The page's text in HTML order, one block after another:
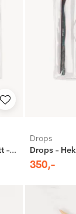
Drops - Strømpepinner Sett - Bjørk - Pro Romance
Drops
350,-